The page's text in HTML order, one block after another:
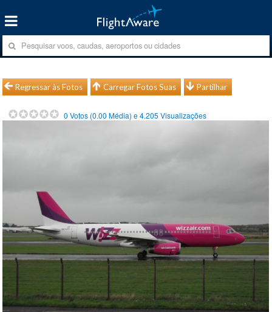
Regressar às Fotos Carregar Fotos Suas Partilhar
0 Votos (0.00 Média) e4.205 Visualizações